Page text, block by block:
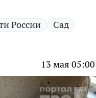
России Сад
13 мая 05:00